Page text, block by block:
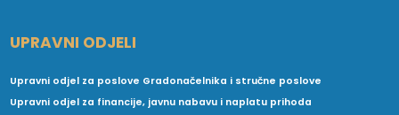
UPRAVNI ODJELI
Upravni odjel za poslove Gradonačelnika i stručne poslove
Upravni odjel za financije, javnu nabavu i naplatu prihoda